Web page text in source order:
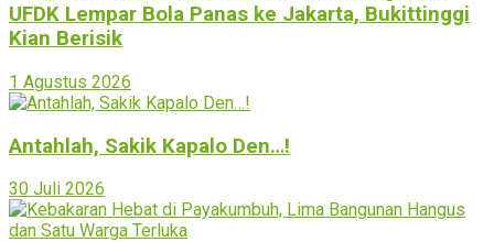
UFDK Lempar Bola Panas ke Jakarta, Bukittinggi
Kian Berisik
1 Agustus 2026
Antahlah, Sakik Kapalo Den…!
30 Juli 2026